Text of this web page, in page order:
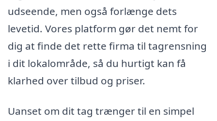
udseende, men også forlænge dets
levetid. Vores platform gør det nemt for
dig at finde det rette firma til tagrensning
i dit lokalområde, så du hurtigt kan få
klarhed over tilbud og priser.
Uanset om dit tag trænger til en simpel